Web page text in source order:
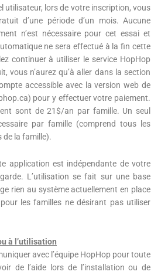
utilisateur, lors de votre inscription, vous
d’une période d’un mois. Aucune
n’est nécessaire pour cet essai et
ne sera effectué à la fin cette
continuer à utiliser le service HopHop
vous n’aurez qu’à aller dans la section
accessible avec la version web de
pour y effectuer votre paiement.
sont de 21$/an par famille. Un seul
par famille (comprend tous les
de la famille).
application est indépendante de votre
L’utilisation se fait sur une base
rien au système actuellement en place
les familles ne désirant pas utiliser
à l’utilisation
avec l’équipe HopHop pour toute
de l’aide lors de l’installation ou de